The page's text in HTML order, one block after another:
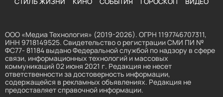
ООО «Медиа Технология» (2019-2026). ОГРН 1197746707311,
ИНН 9718149525. Свидетельство о регистрации СМИ ПИ №
ФС77- 81184 выдано Федеральной службой по надзору в сфере
связи, информационных технологий и массовых
коммуникаций 02 июня 2021 г. Редакция не несет
ответственности за достоверность информации,
содержащейся в рекламных объявлениях. Редакция не
предоставляет справочной информации.